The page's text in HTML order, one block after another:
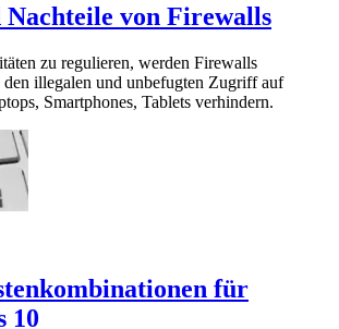
Nachteile von Firewalls
zu regulieren, werden Firewalls
den illegalen und unbefugten Zugriff auf
Smartphones, Tablets verhindern.
für
10